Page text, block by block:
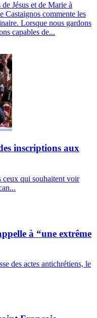
Jésus et de Marie à
Castaignos commente les
Lorsque nous gardons
capables de...
inscriptions aux
ceux qui souhaitent voir
à “une extrême
des actes antichrétiens, le